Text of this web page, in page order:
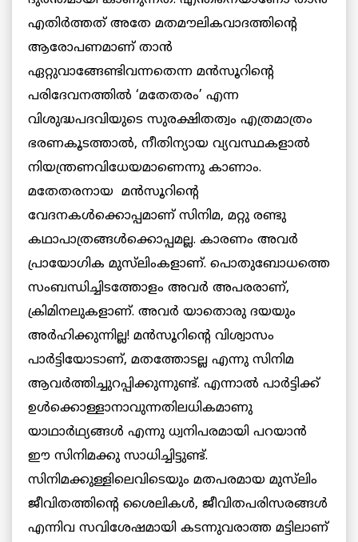
എതിര്‍ത്തത് അതേ മതമൗലികവാദത്തിന്‍റെ
ആരോപണമാണ് താന്‍
ഏറ്റുവാങ്ങേണ്ടിവന്നതെന്ന മന്‍സൂറിന്‍റെ
പരിദേവനത്തില്‍ ‘മതേതരം’ എന്ന
വിശുദ്ധപദവിയുടെ സുരക്ഷിതത്വം എത്രമാത്രം
ഭരണകൂടത്താല്‍, നീതിന്യായ വ്യവസ്ഥകളാല്‍
നിയന്ത്രണവിധേയമാണെന്നു കാണാം.
മതേതരനായ മന്‍സൂറിന്‍റെ
വേദനകള്‍ക്കൊപ്പമാണ് സിനിമ, മറ്റു രണ്ടു
കഥാപാത്രങ്ങള്‍ക്കൊപ്പമല്ല. കാരണം അവര്‍
പ്രായോഗിക മുസ്‌ലിംകളാണ്. പൊതുബോധത്തെ
സംബന്ധിച്ചിടത്തോളം അവര്‍ അപരരാണ്,
ക്രിമിനലുകളാണ്. അവര്‍ യാതൊരു ദയയും
അര്‍ഹിക്കുന്നില്ല! മന്‍സൂറിന്‍റെ വിശ്വാസം
പാര്‍ട്ടിയോടാണ്, മതത്തോടല്ല എന്നു സിനിമ
ആവര്‍ത്തിച്ചുറപ്പിക്കുന്നുണ്ട്. എന്നാല്‍ പാര്‍ട്ടിക്ക്
ഉള്‍ക്കൊള്ളാനാവുന്നതിലധികമാണു
യാഥാർഥ്യങ്ങള്‍ എന്നു ധ്വനിപരമായി പറയാന്‍
ഈ സിനിമക്കു സാധിച്ചിട്ടുണ്ട്.
സിനിമക്കുള്ളിലെവിടെയും മതപരമായ മുസ്‌ലിം
ജീവിതത്തിന്‍റെ ശൈലികള്‍, ജീവിതപരിസരങ്ങള്‍
എന്നിവ സവിശേഷമായി കടന്നുവരാത്ത മട്ടിലാണ്